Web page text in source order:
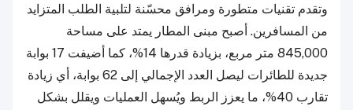
وتقدم تقنيات متطورة ومرافق محسّنة لتلبية الطلب المتزايد
من المسافرين. أصبح مبنى المطار يمتد على مساحة
845,000 متر مربع، بزيادة قدرها 14%، كما أضيفت 17 بوابة
جديدة للطائرات ليصل العدد الإجمالي إلى 62 بوابة، أي زيادة
تقارب 40%، ما يعزز الربط ويُسهل العمليات ويقلل بشكل